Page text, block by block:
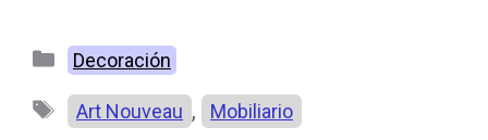
Categorías
Decoración
Etiquetas
Art Nouveau , Mobiliario